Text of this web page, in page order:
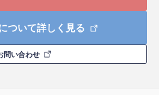
ついて詳しく見る
問い合わせ